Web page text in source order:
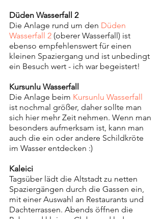
Düden Wasserfall 2
Die Anlage rund um den Düden
Wasserfall 2 (oberer Wasserfall) ist
ebenso empfehlenswert für einen
kleinen Spaziergang und ist unbedingt
ein Besuch wert - ich war begeistert!
Kursunlu Wasserfall
Die Anlage beim Kursunlu Wasserfall
ist nochmal größer, daher sollte man
sich hier mehr Zeit nehmen. Wenn man
besonders aufmerksam ist, kann man
auch die ein oder andere Schildkröte
im Wasser entdecken :)
Kaleici
Tagsüber lädt die Altstadt zu netten
Spaziergängen durch die Gassen ein,
mit einer Auswahl an Restaurants und
Dachterrassen. Abends öffnen die